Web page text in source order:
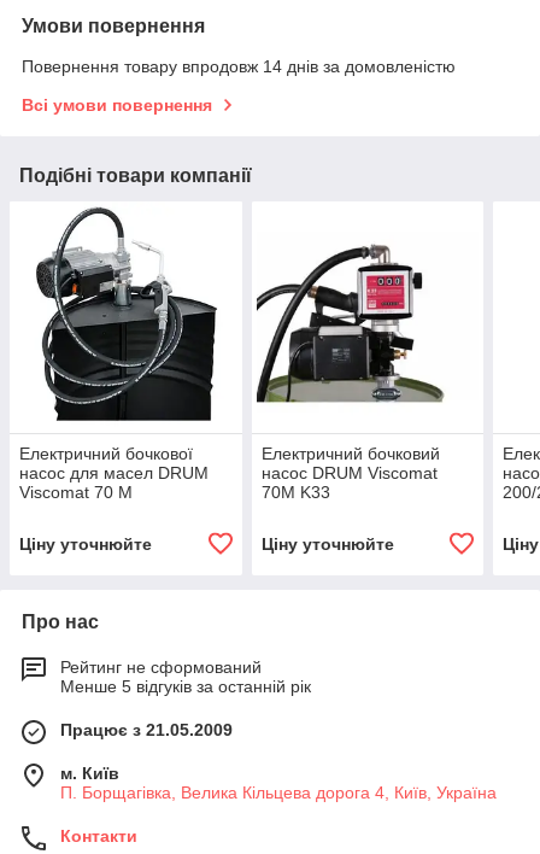
Умови повернення
Повернення товару впродовж 14 днів за домовленістю
Всі умови повернення
Подібні товари компанії
Електричний бочкової
насос для масел DRUM
Viscomat 70 M
Ціну уточнюйте
Електричний бочковий
насос DRUM Viscomat
70M K33
Ціну уточнюйте
Про нас
Рейтинг не сформований
Менше 5 відгуків за останній рік
Працює з 21.05.2009
м. Київ
П. Борщагівка, Велика Кільцева дорога 4, Київ, Україна
Контакти